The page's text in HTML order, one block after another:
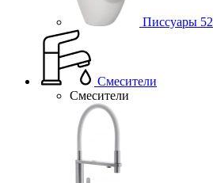
Писсуары 52
Смесители
Смесители